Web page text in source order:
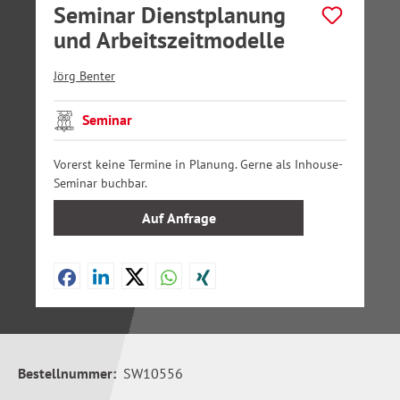
Seminar Dienstplanung
und Arbeitszeitmodelle
Jörg Benter
Seminar
Vorerst keine Termine in Planung. Gerne als Inhouse-
Seminar buchbar.
Auf Anfrage
Bestellnummer: SW10556